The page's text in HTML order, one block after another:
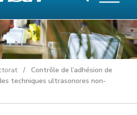
/ Contrôle de l’adhésion de
techniques ultrasonores non-